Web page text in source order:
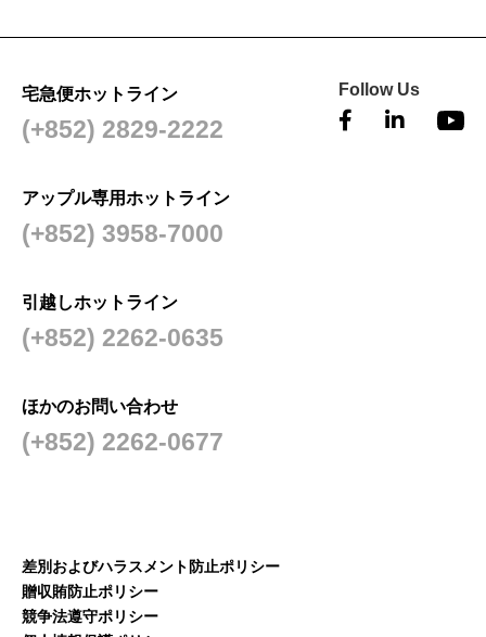
Follow Us
宅急便ホットライン
(+852) 2829-2222
アップル専用ホットライン
(+852) 3958-7000
引越しホットライン
(+852) 2262-0635
ほかのお問い合わせ
(+852) 2262-0677
差別およびハラスメント防止ポリシー
贈収賄防止ポリシー
競争法遵守ポリシー